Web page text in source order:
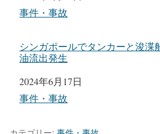
関連理由
事件・事故
シンガポールでタンカーと浚渫
油流出発生
日付
2024年6月17日
関連理由
事件・事故